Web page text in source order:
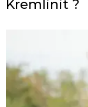
Kremlinit ?